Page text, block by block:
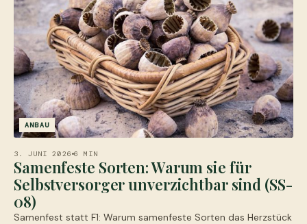
ANBAU
3. JUNI 2026 6 MIN
Samenfeste Sorten: Warum sie für
Selbstversorger unverzichtbar sind (SS-
08)
Samenfest statt F1: Warum samenfeste Sorten das Herzstück